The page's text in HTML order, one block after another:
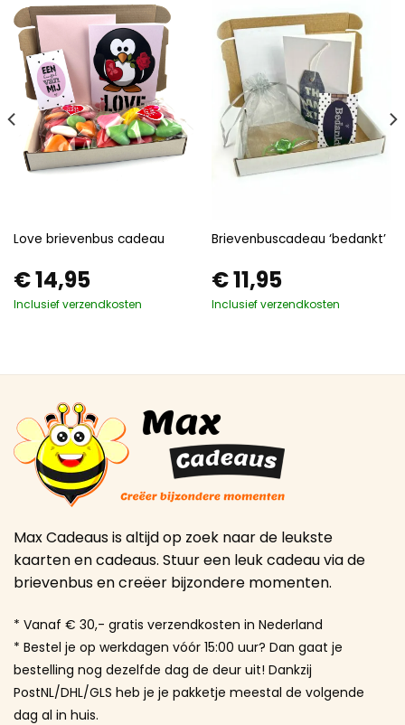
Love brievenbus cadeau
€14,95
Inclusief verzendkosten
Brievenbuscadeau ‘bedankt’
€11,95
Inclusief verzendkosten
Max Cadeaus is altijd op zoek naar de leukste
kaarten en cadeaus. Stuur een leuk cadeau via de
brievenbus en creëer bijzondere momenten.
* Vanaf € 30,- gratis verzendkosten in Nederland
* Bestel je op werkdagen vóór 15:00 uur? Dan gaat je
bestelling nog dezelfde dag de deur uit! Dankzij
PostNL/DHL/GLS heb je je pakketje meestal de volgende
dag al in huis.